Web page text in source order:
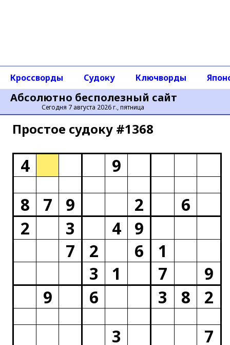
Абсолютно бесполезный сайт
Сегодня 7 августа 2026 г., пятница
Кроссворды Судоку Ключворды
Простое cудоку #1368
4
9
8
7 9 2
6
2
3 4
9
7
2 6
1
3
1 7
9
9
6 3 8
2
3
7